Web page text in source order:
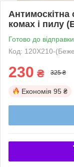
Антимоскітна
комах і пилу
Готово до відправки
Код: 120Х210-
230 ₴ 325 ₴
Економія 95 ₴